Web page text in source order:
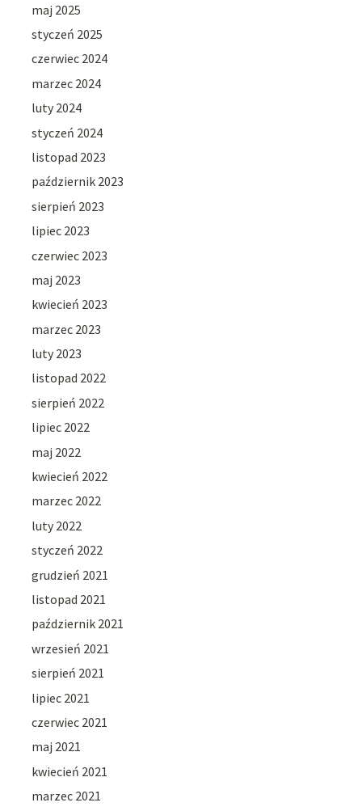
maj 2025
styczeń 2025
czerwiec 2024
marzec 2024
luty 2024
styczeń 2024
listopad 2023
październik 2023
sierpień 2023
lipiec 2023
czerwiec 2023
maj 2023
kwiecień 2023
marzec 2023
luty 2023
listopad 2022
sierpień 2022
lipiec 2022
maj 2022
kwiecień 2022
marzec 2022
luty 2022
styczeń 2022
grudzień 2021
listopad 2021
październik 2021
wrzesień 2021
sierpień 2021
lipiec 2021
czerwiec 2021
maj 2021
kwiecień 2021
marzec 2021